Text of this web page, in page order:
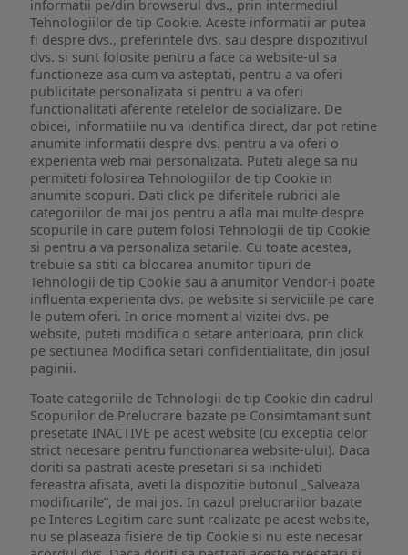
informatii pe/din browserul dvs., prin intermediul
Tehnologiilor de tip Cookie. Aceste informatii ar putea
fi despre dvs., preferintele dvs. sau despre dispozitivul
dvs. si sunt folosite pentru a face ca website-ul sa
functioneze asa cum va asteptati, pentru a va oferi
publicitate personalizata si pentru a va oferi
functionalitati aferente retelelor de socializare. De
obicei, informatiile nu va identifica direct, dar pot retine
anumite informatii despre dvs. pentru a va oferi o
experienta web mai personalizata. Puteti alege sa nu
permiteti folosirea Tehnologiilor de tip Cookie in
anumite scopuri. Dati click pe diferitele rubrici ale
categoriilor de mai jos pentru a afla mai multe despre
scopurile in care putem folosi Tehnologii de tip Cookie
si pentru a va personaliza setarile. Cu toate acestea,
trebuie sa stiti ca blocarea anumitor tipuri de
Tehnologii de tip Cookie sau a anumitor Vendor-i poate
influenta experienta dvs. pe website si serviciile pe care
le putem oferi. In orice moment al vizitei dvs. pe
website, puteti modifica o setare anterioara, prin click
pe sectiunea Modifica setari confidentialitate, din josul
paginii.
Toate categoriile de Tehnologii de tip Cookie din cadrul
Scopurilor de Prelucrare bazate pe Consimtamant sunt
presetate INACTIVE pe acest website (cu exceptia celor
strict necesare pentru functionarea website-ului). Daca
doriti sa pastrati aceste presetari si sa inchideti
fereastra afisata, aveti la dispozitie butonul „Salveaza
modificarile”, de mai jos. In cazul prelucrarilor bazate
pe Interes Legitim care sunt realizate pe acest website,
nu se plaseaza fisiere de tip Cookie si nu este necesar